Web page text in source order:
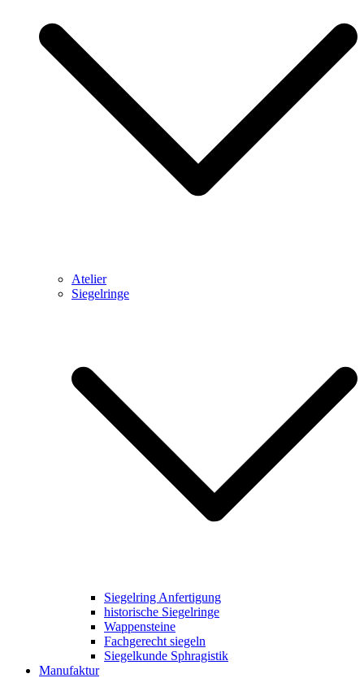
Atelier
Siegelringe
Siegelring Anfertigung
historische Siegelringe
Wappensteine
Fachgerecht siegeln
Siegelkunde Sphragistik
Manufaktur